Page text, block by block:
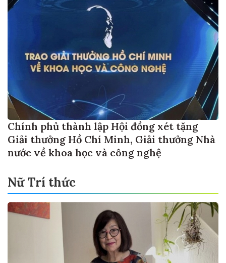
Chính phủ thành lập Hội đồng xét tặng
Giải thưởng Hồ Chí Minh, Giải thưởng Nhà
nước về khoa học và công nghệ
Nữ Trí thức